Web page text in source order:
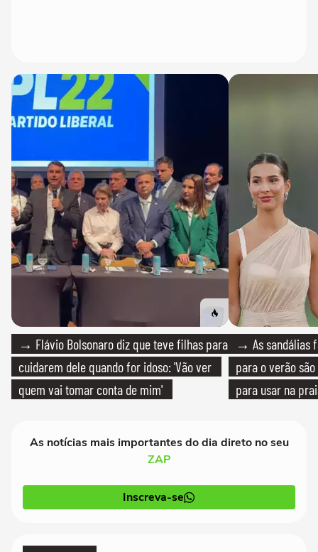
→ Flávio Bolsonaro diz que teve filhas para
cuidarem dele quando for idoso: 'Vão ver
quem vai tomar conta de mim'
→ As sandálias
para o verão
para usar na
As notícias mais importantes do dia direto no seu
ZAP
Inscreva-se